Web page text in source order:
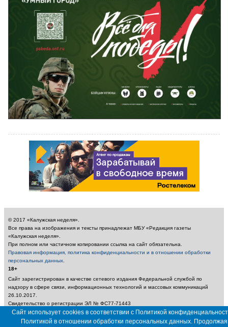
© 2017 «Калужская неделя».
Все права на изображения и тексты принадлежат МБУ «Редакция газеты
«Калужская неделя».
При полном или частичном копировании ссылка на сайт обязательна.
Правовая информация, политика конфиденциальности и в отношении обработки
персональных данных
18+
Сайт зарегистрирован в качестве сетевого издания Федеральной службой по
надзору в сфере связи, информационных технологий и массовых коммуникаций
26.10.2017.
Свидетельство о регистрации ЭЛ № ФС77-71443
Учредитель: Муниципальное бюджетное учреждение «Редакция газеты «Калужская
неделя»
Сайт использует cookies в соответствии с Политикой
Политикой в отношении обработки персональных данных. Продолжая